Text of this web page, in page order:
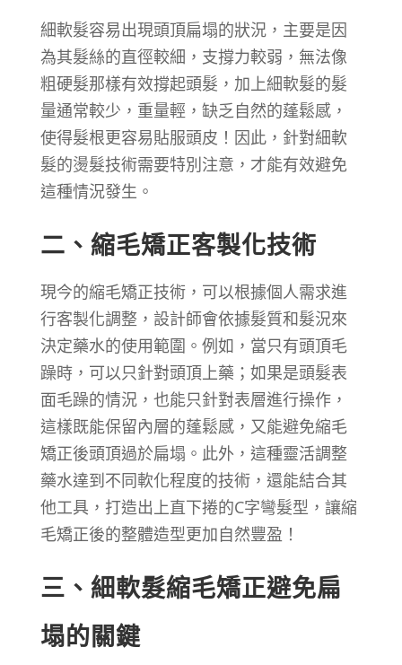
細軟髮容易出現頭頂扁塌的狀況，主要是因
為其髮絲的直徑較細，支撐力較弱，無法像
粗硬髮那樣有效撐起頭髮，加上細軟髮的髮
量通常較少，重量輕，缺乏自然的蓬鬆感，
使得髮根更容易貼服頭皮！因此，針對細軟
髮的燙髮技術需要特別注意，才能有效避免
這種情況發生。
二、縮毛矯正客製化技術
現今的縮毛矯正技術，可以根據個人需求進
行客製化調整，設計師會依據髮質和髮況來
決定藥水的使用範圍。例如，當只有頭頂毛
躁時，可以只針對頭頂上藥；如果是頭髮表
面毛躁的情況，也能只針對表層進行操作，
這樣既能保留內層的蓬鬆感，又能避免縮毛
矯正後頭頂過於扁塌。此外，這種靈活調整
藥水達到不同軟化程度的技術，還能結合其
他工具，打造出上直下捲的C字彎髮型，讓縮
毛矯正後的整體造型更加自然豐盈！
三、細軟髮縮毛矯正避免扁
塌的關鍵